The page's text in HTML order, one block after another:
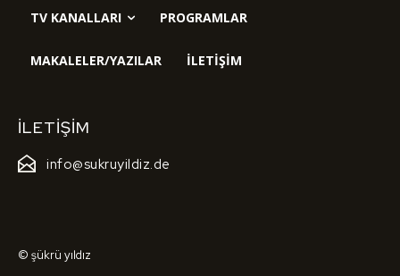
TV KANALLARI PROGRAMLAR
MAKALELER/YAZILAR İLETIŞIM
İLETIŞIM
info@sukruyildiz.de
© şükrü yıldız